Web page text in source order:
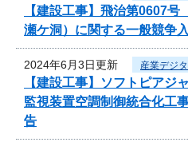
【建設工事】飛治第0607
瀬ケ洞）に関する一般競争
2024年6月3日更新 産業デジ
【建設工事】ソフトピアジ
監視装置空調制御統合化工
告